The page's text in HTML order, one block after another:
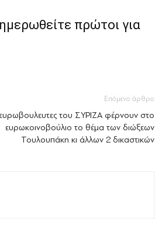
πρώτοι για
Επόμενο άρθρο
του ΣΥΡΙΖΑ φέρνουν στο
ευρωκοινοβούλιο το θέμα των διώξεων
Τουλουπάκη κι άλλων 2 δικαστικών